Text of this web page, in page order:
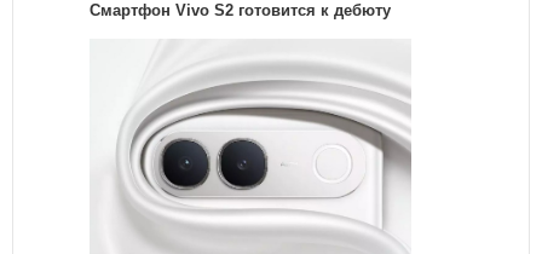
Смартфон Vivo S2 готовится к дебюту